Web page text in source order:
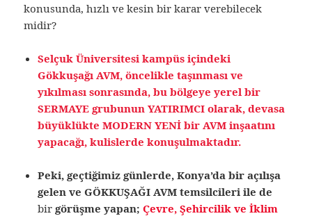
konusunda, hızlı ve kesin bir karar verebilecek
midir?
Selçuk Üniversitesi kampüs içindeki
Gökkuşağı AVM, öncelikle taşınması ve
yıkılması sonrasında, bu bölgeye yerel bir
SERMAYE grubunun YATIRIMCI olarak, devasa
büyüklükte MODERN YENİ bir AVM inşaatını
yapacağı, kulislerde konuşulmaktadır.
Peki, geçtiğimiz günlerde, Konya’da bir açılışa
gelen ve GÖKKUŞAĞI AVM temsilcileri ile de
birgörüşme yapan;Çevre, Şehircilik ve İklim